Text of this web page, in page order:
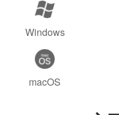
Windows
macOS